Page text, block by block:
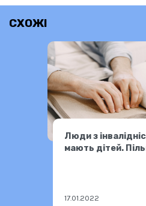
СХОЖІ
Люди з
мають дітей.
17.01.2022